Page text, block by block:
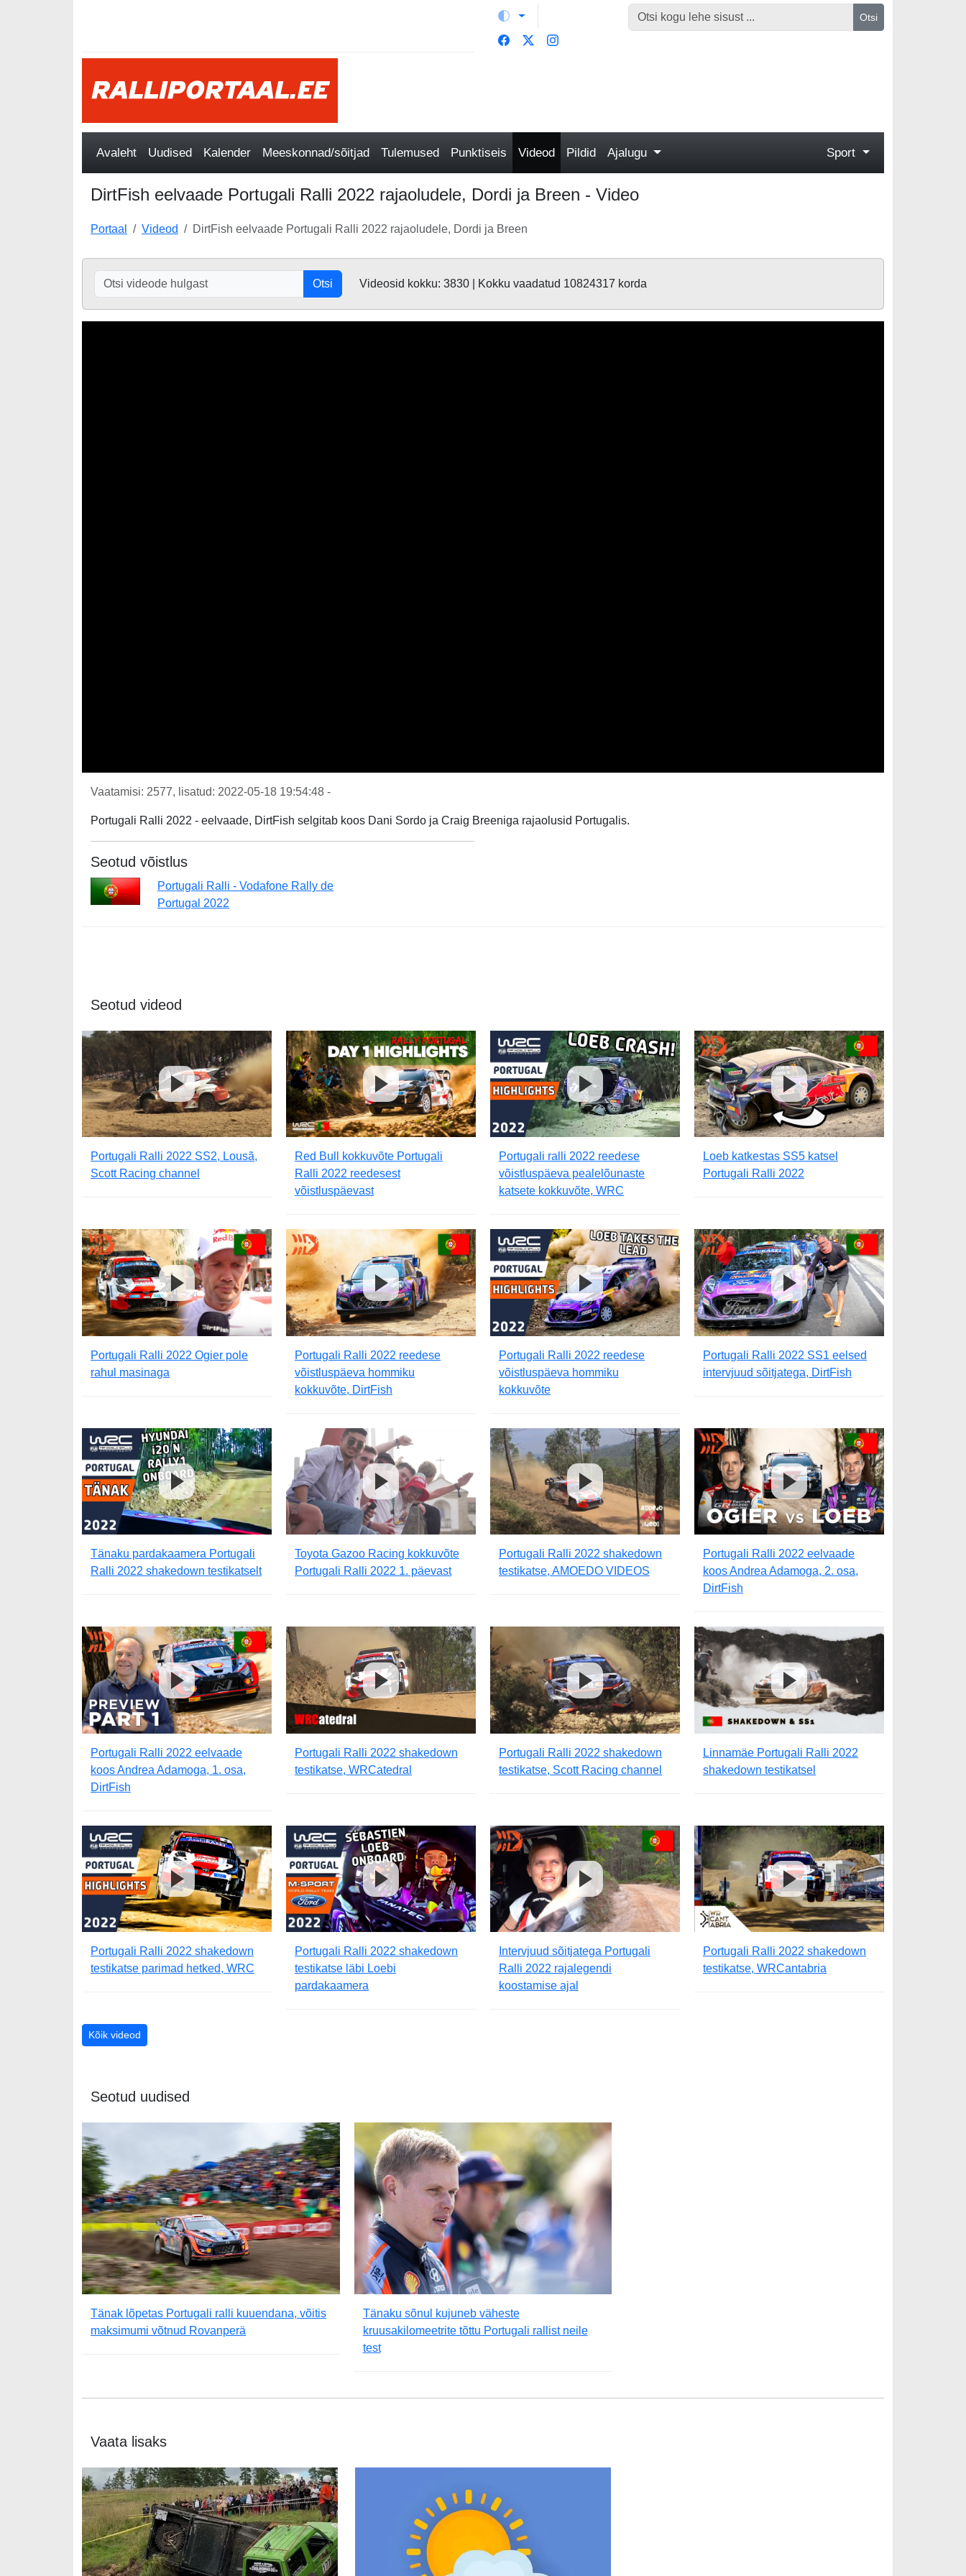
Otsi
Avaleht Uudised Kalender Meeskonnad/sõitjad Tulemused Punktiseis Videod Pildid Ajalugu Sport
DirtFish eelvaade Portugali Ralli 2022 rajaoludele, Dordi ja Breen - Video
Portaal Videod DirtFish eelvaade Portugali Ralli 2022 rajaoludele, Dordi ja Breen
Otsi Videosid kokku: 3830 | Kokku vaadatud 10824317 korda
Vaatamisi: 2577, lisatud: 2022-05-18 19:54:48 -
Portugali Ralli 2022 - eelvaade, DirtFish selgitab koos Dani Sordo ja Craig Breeniga rajaolusid Portugalis.
Seotud võistlus
Portugali Ralli - Vodafone Rally de
Portugal 2022
Seotud videod
Portugali Ralli 2022 SS2, Lousã,
Scott Racing channel
Red Bull kokkuvõte Portugali
Ralli 2022 reedesest
võistluspäevast
Portugali ralli 2022 reedese
võistluspäeva pealelõunaste
katsete kokkuvõte, WRC
Loeb katkestas SS5 katsel
Portugali Ralli 2022
Portugali Ralli 2022 Ogier pole
rahul masinaga
Portugali Ralli 2022 reedese
võistluspäeva hommiku
kokkuvõte, DirtFish
Portugali Ralli 2022 reedese
võistluspäeva hommiku
kokkuvõte
Portugali Ralli 2022 SS1 eelsed
intervjuud sõitjatega, DirtFish
Tänaku pardakaamera Portugali
Ralli 2022 shakedown testikatselt
Toyota Gazoo Racing kokkuvõte
Portugali Ralli 2022 1. päevast
Portugali Ralli 2022 shakedown
testikatse, AMOEDO VIDEOS
Portugali Ralli 2022 eelvaade
koos Andrea Adamoga, 2. osa,
DirtFish
Portugali Ralli 2022 eelvaade
koos Andrea Adamoga, 1. osa,
DirtFish
Portugali Ralli 2022 shakedown
testikatse, WRCatedral
Portugali Ralli 2022 shakedown
testikatse, Scott Racing channel
Linnamäe Portugali Ralli 2022
shakedown testikatsel
Portugali Ralli 2022 shakedown
testikatse parimad hetked, WRC
Portugali Ralli 2022 shakedown
testikatse läbi Loebi
pardakaamera
Intervjuud sõitjatega Portugali
Ralli 2022 rajalegendi
koostamise ajal
Portugali Ralli 2022 shakedown
testikatse, WRCantabria
Kõik videod
Seotud uudised
Tänak lõpetas Portugali ralli kuuendana, võitis
maksimumi võtnud Rovanperä
Tänaku sõnul kujuneb väheste
kruusakilomeetrite tõttu Portugali rallist neile
test
Vaata lisaks